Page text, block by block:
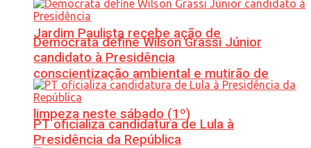
Jardim Paulista recebe ação de
conscientização ambiental e mutirão de
limpeza neste sábado (1º)
Democrata define Wilson Grassi Júnior
candidato à Presidência
PT oficializa candidatura de Lula à
Presidência da República